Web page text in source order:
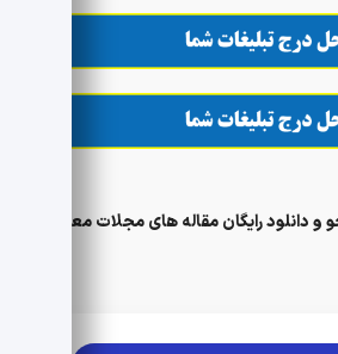
رایگان مقاله های مجلات معتبر